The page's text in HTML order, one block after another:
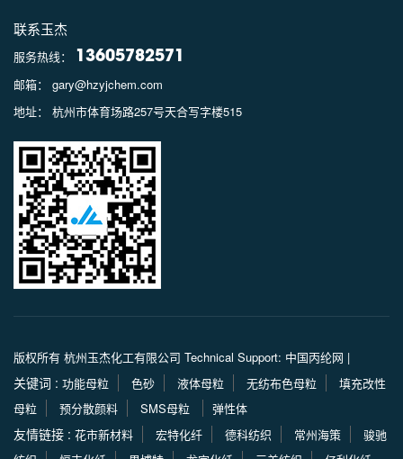
联系玉杰
服务热线： 13605782571
邮箱： gary@hzyjchem.com
地址： 杭州市体育场路257号天合写字楼515
版权所有 杭州玉杰化工有限公司 Technical Support: 中国丙纶网 |
关键词 : 功能母粒 色砂 液体母粒 无纺布色母粒
填充改性
母粒
预分散颜料 SMS母粒 弹性体
友情链接 : 花市新材料 宏特化纤 德科纺织 常州海策
骏驰